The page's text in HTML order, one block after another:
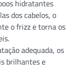
hidratantes
dos cabelos, o
o frizz e torna os
adequada, os
brilhantes e